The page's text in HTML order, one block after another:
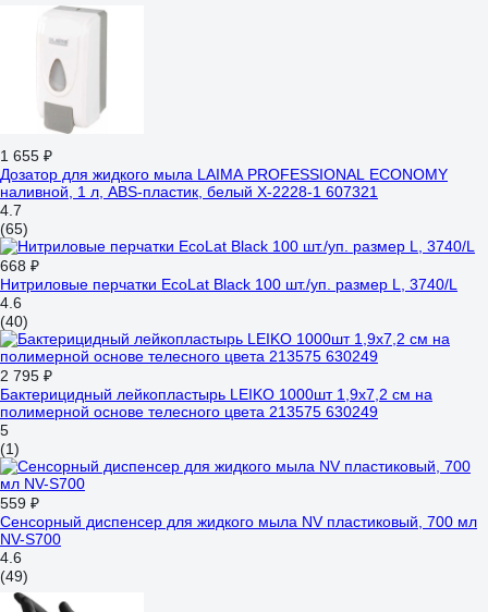
1 655 ₽
Дозатор для жидкого мыла LAIMA PROFESSIONAL ECONOMY
наливной, 1 л, ABS-пластик, белый X-2228-1 607321
4.7
(65)
668 ₽
Нитриловые перчатки EcoLat Black 100 шт./уп. размер L, 3740/L
4.6
(40)
2 795 ₽
Бактерицидный лейкопластырь LEIKO 1000шт 1,9х7,2 см на
полимерной основе телесного цвета 213575 630249
5
(1)
559 ₽
Сенсорный диспенсер для жидкого мыла NV пластиковый, 700 мл
NV-S700
4.6
(49)